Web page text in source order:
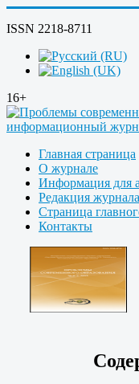
ISSN 2218-8711
16+
Главная страница
О журнале
Информация для
Редакция журнала
Страница
Контакты